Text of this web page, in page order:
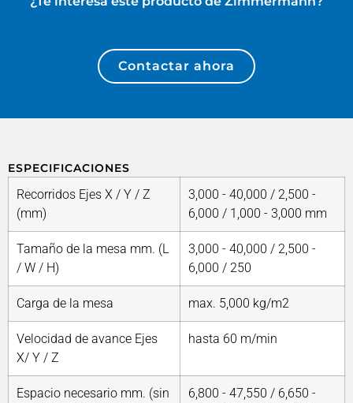
Contactar ahora
ESPECIFICACIONES
Recorridos Ejes X / Y / Z
(mm)
3,000 - 40,000 / 2,500 -
6,000 / 1,000 - 3,000 mm
Tamaño de la mesa mm. (L
/ W / H)
3,000 - 40,000 / 2,500 -
6,000 / 250
Carga de la mesa max. 5,000 kg/m2
Velocidad de avance Ejes
X/ Y / Z
hasta 60 m/min
Espacio necesario mm. (sin
6,800 - 47,550 / 6,650 -